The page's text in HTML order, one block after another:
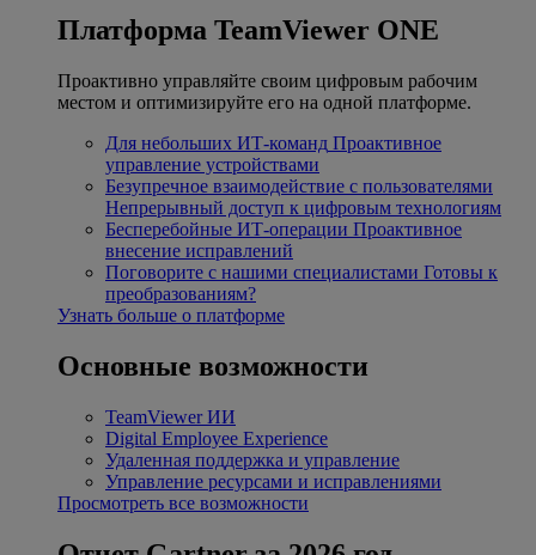
Платформа TeamViewer ONE
Проактивно управляйте своим цифровым рабочим
местом и оптимизируйте его на одной платформе.
Для небольших ИТ-команд Проактивное
управление устройствами
Безупречное взаимодействие с пользователями
Непрерывный доступ к цифровым технологиям
Бесперебойные ИТ-операции Проактивное
внесение исправлений
Поговорите с нашими специалистами Готовы к
преобразованиям?
Узнать больше о платформе
Основные возможности
TeamViewer ИИ
Digital Employee Experience
Удаленная поддержка и управление
Управление ресурсами и исправлениями
Просмотреть все возможности